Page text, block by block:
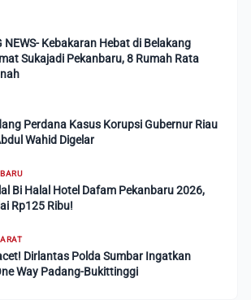
NEWS- Kebakaran Hebat di Belakang
Sukajadi Pekanbaru, 8 Rumah Rata
Perdana Kasus Korupsi Gubernur Riau
Wahid Digelar
Bi Halal Hotel Dafam Pekanbaru 2026,
Rp125 Ribu!
Dirlantas Polda Sumbar Ingatkan
Way Padang-Bukittinggi